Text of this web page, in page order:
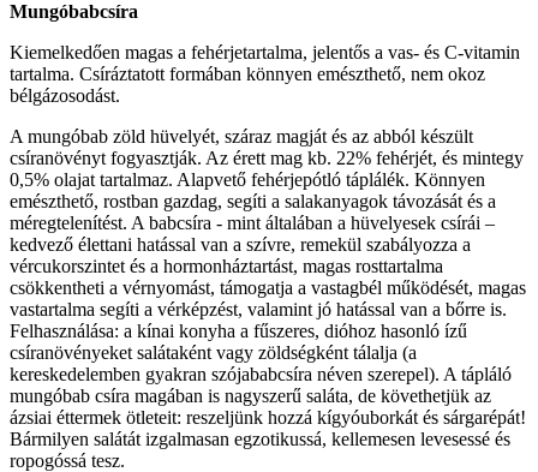
Mungóbabcsíra
Kiemelkedően magas a fehérjetartalma, jelentős a vas- és C-vitamin
tartalma. Csíráztatott formában könnyen emészthető, nem okoz
bélgázosodást.
A mungóbab zöld hüvelyét, száraz magját és az abból készült
csíranövényt fogyasztják. Az érett mag kb. 22% fehérjét, és mintegy
0,5% olajat tartalmaz. Alapvető fehérjepótló táplálék. Könnyen
emészthető, rostban gazdag, segíti a salakanyagok távozását és a
méregtelenítést. A babcsíra - mint általában a hüvelyesek csírái –
kedvező élettani hatással van a szívre, remekül szabályozza a
vércukorszintet és a hormonháztartást, magas rosttartalma
csökkentheti a vérnyomást, támogatja a vastagbél működését, magas
vastartalma segíti a vérképzést, valamint jó hatással van a bőrre is.
Felhasználása: a kínai konyha a fűszeres, dióhoz hasonló ízű
csíranövényeket salátaként vagy zöldségként tálalja (a
kereskedelemben gyakran szójababcsíra néven szerepel). A tápláló
mungóbab csíra magában is nagyszerű saláta, de követhetjük az
ázsiai éttermek ötleteit: reszeljünk hozzá kígyóuborkát és sárgarépát!
Bármilyen salátát izgalmasan egzotikussá, kellemesen levesessé és
ropogóssá tesz.